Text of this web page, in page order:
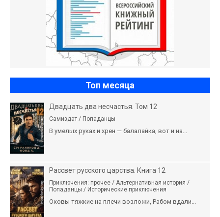
Топ месяца
Двадцать два несчастья. Том 12
Самиздат / Попаданцы
В умелых руках и хрен — балалайка, вот и на...
Рассвет русского царства. Книга 12
Приключения: прочее / Альтернативная история /
Попаданцы / Исторические приключения
Оковы тяжкие на плечи возложи, Рабом вдали...